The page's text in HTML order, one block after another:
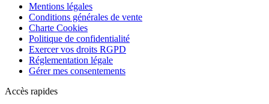
Mentions légales
Conditions générales de vente
Charte Cookies
Politique de confidentialité
Exercer vos droits RGPD
Réglementation légale
Gérer mes consentements
Accès rapides